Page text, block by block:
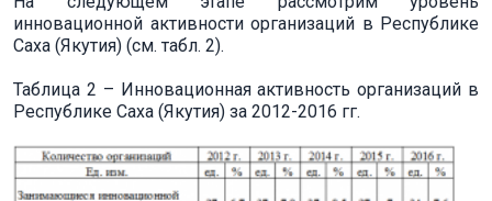
инновационной активности организаций в Республике
Саха (Якутия) (см. табл. 2).
Таблица 2 – Инновационная активность организаций в
Республике Саха (Якутия) за 2012-2016 гг.